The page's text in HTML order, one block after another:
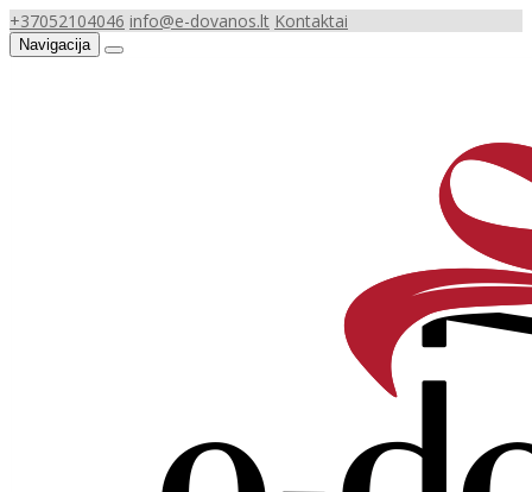
+37052104046 info@e-dovanos.lt Kontaktai
Navigacija